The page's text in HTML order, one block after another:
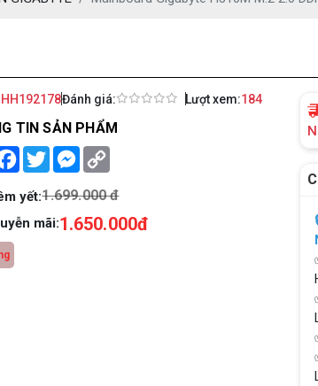
HH192178Đánh giá: Lượt xem:184
TIN SẢN PHẨM
Facebook
TwitterMessenger
yết:1.699.000 đ
mãi:1.650.000đ